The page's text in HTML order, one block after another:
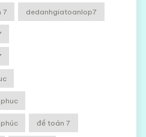
7 dedanhgiatoanlop7
đề toán 7